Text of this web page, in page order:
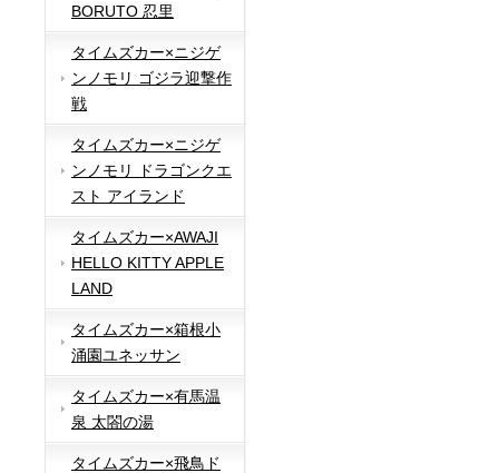
BORUTO 忍里
タイムズカー×ニジゲ
ンノモリ ゴジラ迎撃作
戦
タイムズカー×ニジゲ
ンノモリ ドラゴンクエ
スト アイランド
タイムズカー×AWAJI
HELLO KITTY APPLE
LAND
タイムズカー×箱根小
涌園ユネッサン
タイムズカー×有馬温
泉 太閤の湯
タイムズカー×飛鳥ド